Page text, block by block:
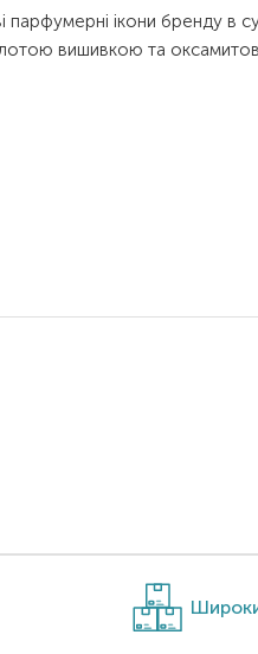
ікони бренду в
вишивкою та